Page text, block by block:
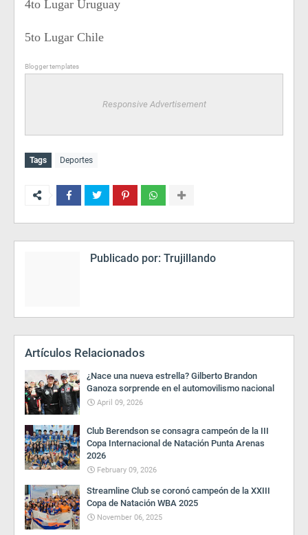
4to Lugar Uruguay
5to Lugar Chile
Blogger templates
Responsive Advertisement
Tags Deportes
Publicado por: Trujillando
Artículos Relacionados
¿Nace una nueva estrella? Gilberto Brandon
Ganoza sorprende en el automovilismo nacional
April 09, 2026
Club Berendson se consagra campeón de la III
Copa Internacional de Natación Punta Arenas
2026
February 09, 2026
Streamline Club se coronó campeón de la XXIII
Copa de Natación WBA 2025
November 06, 2025